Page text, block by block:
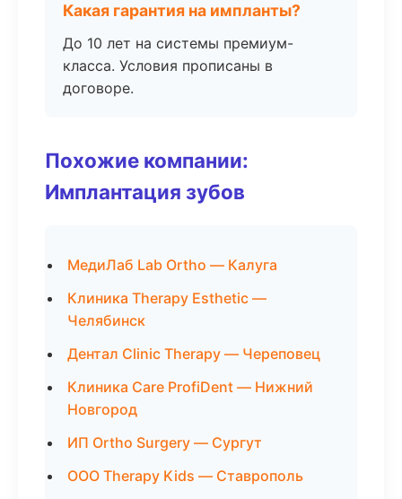
Какая гарантия на импланты?
До 10 лет на системы премиум-
класса. Условия прописаны в
договоре.
Похожие компании:
Имплантация зубов
МедиЛаб Lab Ortho — Калуга
Клиника Therapy Esthetic —
Челябинск
Дентал Clinic Therapy — Череповец
Клиника Care ProfiDent — Нижний
Новгород
ИП Ortho Surgery — Сургут
ООО Therapy Kids — Ставрополь